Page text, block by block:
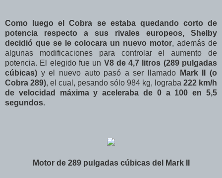
Como luego el Cobra se estaba quedando corto de
potencia respecto a sus rivales europeos, Shelby
decidió que se le colocara un nuevo motor, además de
algunas modificaciones para controlar el aumento de
potencia. El elegido fue un V8 de 4,7 litros (289 pulgadas
cúbicas) y el nuevo auto pasó a ser llamado
Mark II (o
Cobra 289), el cual, pesando sólo 984 kg, lograba 222 km/h
de velocidad máxima y aceleraba de 0 a 100 en 5,5
segundos.
Motor de 289 pulgadas cúbicas del Mark II